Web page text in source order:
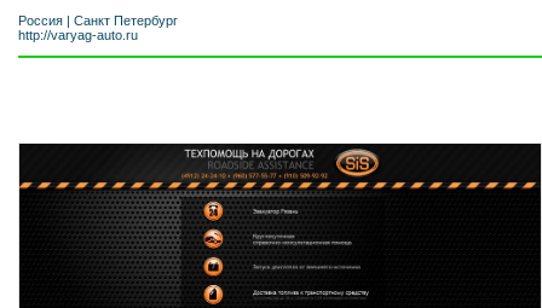
Россия | Санкт Петербург
http://varyag-auto.ru